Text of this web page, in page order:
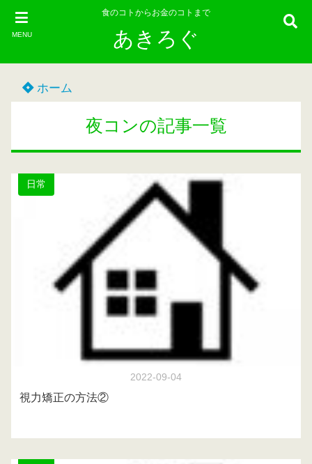
MENU
食のコトからお金のコトまで
あきろぐ
ホーム
夜コンの記事一覧
日常
2022-09-04
視力矯正の方法②